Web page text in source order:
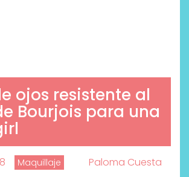
ojos resistente al
Bourjois para una
Maquillaje Paloma Cuesta